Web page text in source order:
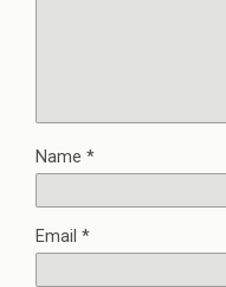
Name *
Email *